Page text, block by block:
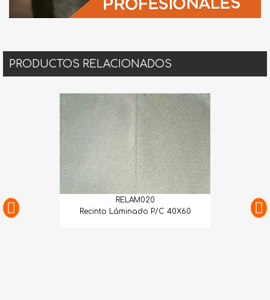
PRODUCTOS RELACIONADOS
RELAM020
Recinto Láminado P/C 40X60